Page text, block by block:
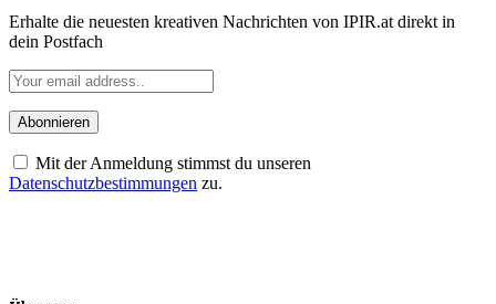
Erhalte die neuesten kreativen Nachrichten von IPIR.at direkt in
dein Postfach
Mit der Anmeldung stimmst du unseren
Datenschutzbestimmungen zu.